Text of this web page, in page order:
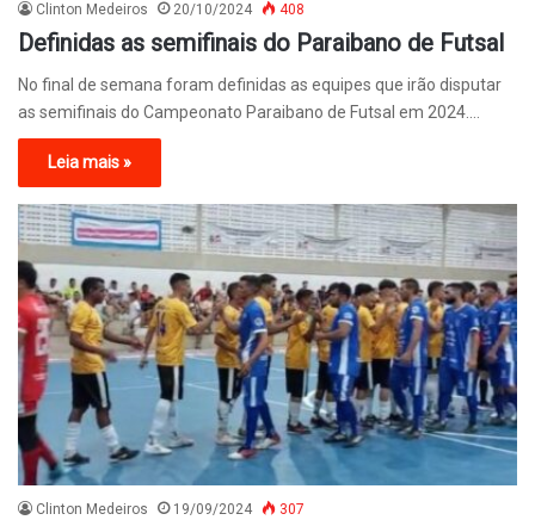
Clinton Medeiros 20/10/2024 408
Definidas as semifinais do Paraibano de Futsal
No final de semana foram definidas as equipes que irão disputar
as semifinais do Campeonato Paraibano de Futsal em 2024.…
Leia mais »
Clinton Medeiros 19/09/2024 307